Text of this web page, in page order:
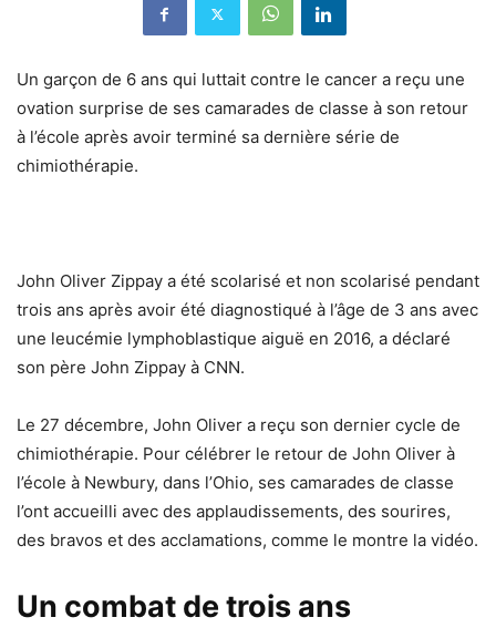
Un garçon de 6 ans qui luttait contre le cancer a reçu une
ovation surprise de ses camarades de classe à son retour
à l’école après avoir terminé sa dernière série de
chimiothérapie.
John Oliver Zippay a été scolarisé et non scolarisé pendant
trois ans après avoir été diagnostiqué à l’âge de 3 ans avec
une leucémie lymphoblastique aiguë en 2016, a déclaré
son père John Zippay à CNN.
Le 27 décembre, John Oliver a reçu son dernier cycle de
chimiothérapie. Pour célébrer le retour de John Oliver à
l’école à Newbury, dans l’Ohio, ses camarades de classe
l’ont accueilli avec des applaudissements, des sourires,
des bravos et des acclamations, comme le montre la vidéo.
Un combat de trois ans